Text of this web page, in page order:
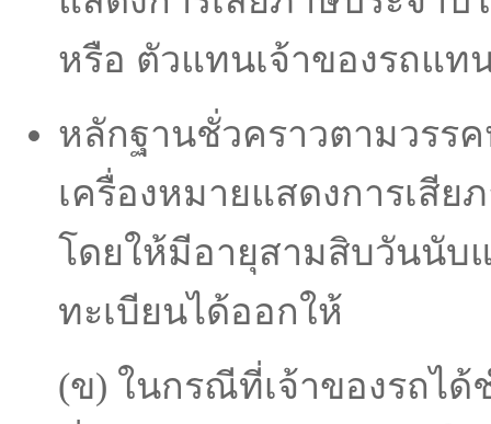
หรือ ตัวแทนเจ้าของรถแท
หลักฐานชั่วคราวตามวรร
เครื่องหมายแสดงการเสีย
โดยให้มีอายุสามสิบวันนับ
ทะเบียนได้ออกให้
(ข) ในกรณีที่เจ้าของรถได้